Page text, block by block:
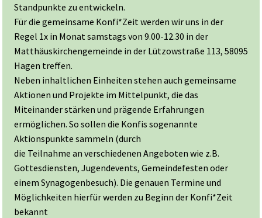
Standpunkte zu entwickeln.
Für die gemeinsame Konfi*Zeit werden wir uns in der
Regel 1x in Monat samstags von 9.00-12.30 in der
Matthäuskirchengemeinde in der Lützowstraße 113, 58095
Hagen treffen.
Neben inhaltlichen Einheiten stehen auch gemeinsame
Aktionen und Projekte im Mittelpunkt, die das
Miteinander stärken und prägende Erfahrungen
ermöglichen. So sollen die Konfis sogenannte
Aktionspunkte sammeln (durch
die Teilnahme an verschiedenen Angeboten wie z.B.
Gottesdiensten, Jugendevents, Gemeindefesten oder
einem Synagogenbesuch). Die genauen Termine und
Möglichkeiten hierfür werden zu Beginn der Konfi*Zeit
bekannt